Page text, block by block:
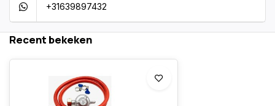
+31639897432
Recent bekeken